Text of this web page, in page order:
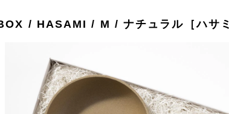
/ HASAMI / M / ナチュラル［ハサミ